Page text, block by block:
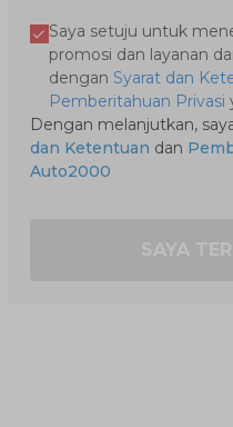
Saya setuju untuk
promosi dan layanan
dengan Syarat dan
Pemberitahuan Privasi
Dengan melanjutkan,
dan Ketentuan dan
Auto2000